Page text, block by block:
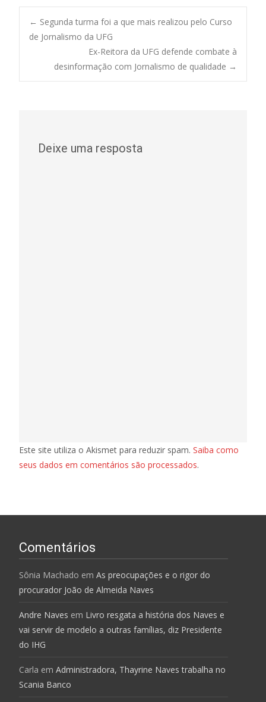
Post
navigation
← Segunda turma foi a que mais realizou pelo Curso
de Jornalismo da UFG
Ex-Reitora da UFG defende combate à
desinformação com Jornalismo de qualidade →
Deixe uma resposta
Este site utiliza o Akismet para reduzir spam. Saiba como
seus dados em comentários são processados.
Comentários
Sônia Machado em As preocupações e o rigor do
procurador João de Almeida Naves
Andre Naves em Livro resgata a história dos Naves e
vai servir de modelo a outras famílias, diz Presidente
do IHG
Carla em Administradora, Thayrine Naves trabalha no
Scania Banco